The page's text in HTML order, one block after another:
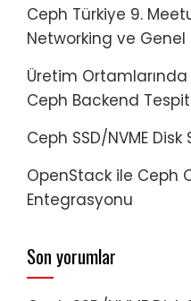
Ceph Türkiye 9.
Networking ve
Üretim Ortamlarında
Ceph Backend
Ceph SSD/NVME Disk
OpenStack ile Ceph
Entegrasyonu
Son yorumlar